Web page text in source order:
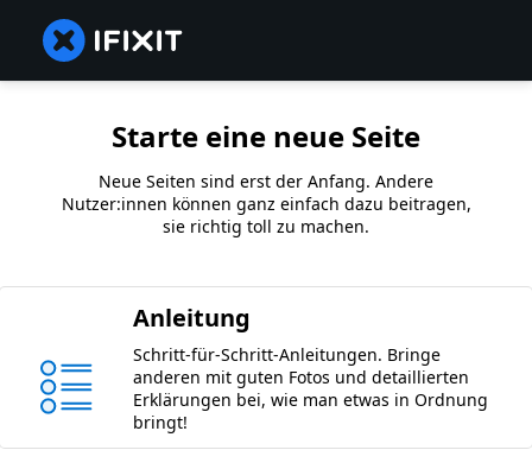
Starte eine neue Seite
Neue Seiten sind erst der Anfang. Andere
Nutzer:innen können ganz einfach dazu beitragen,
sie richtig toll zu machen.
Anleitung
Schritt-für-Schritt-Anleitungen. Bringe
anderen mit guten Fotos und detaillierten
Erklärungen bei, wie man etwas in Ordnung
bringt!